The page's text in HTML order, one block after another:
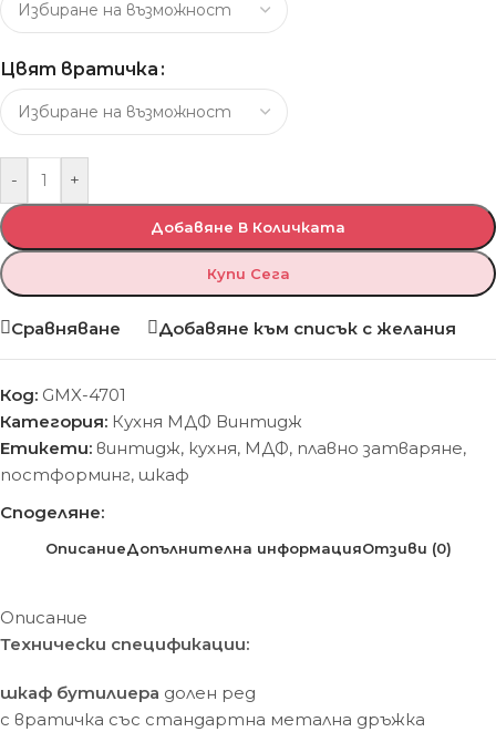
Цвят вратичка
- +
Добавяне В Количката
Купи Сега
Сравняване Добавяне към списък с желания
Код: GMX-4701
Категория: Кухня МДФ Винтидж
Етикети: винтидж, кухня, МДФ, плавно затваряне,
постформинг, шкаф
Споделяне:
ОписаниеДопълнителна информацияОтзиви (0)
Описание
Технически спецификации:
шкаф бутилиера долен ред
с вратичка със стандартна метална дръжка